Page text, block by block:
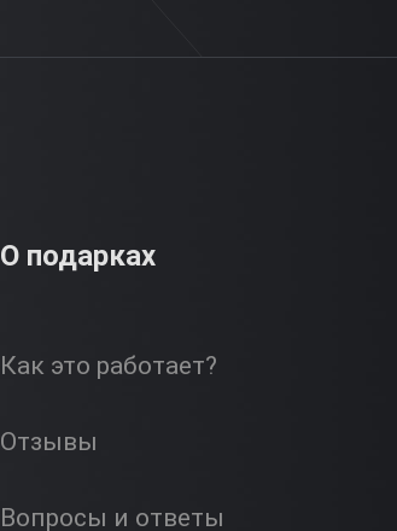
О подарках
Как это работает?
Отзывы
Вопросы и ответы